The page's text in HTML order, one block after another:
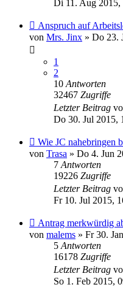
Di 11. Aug 2015,
Anspruch auf
von Mrs. Jinx » Do 23.
1
2
10Antworten
32467 Zugriffe
Letzter Beitrag
Do 30. Jul 2015,
Wie JC nahebringen
von Trasa » Do 4. Jun
7Antworten
19226 Zugriffe
Letzter Beitrag
Fr 10. Jul 2015,
Antrag merkwürdig
von malems » Fr 30.
5Antworten
16178 Zugriffe
Letzter Beitrag
So 1. Feb 2015,